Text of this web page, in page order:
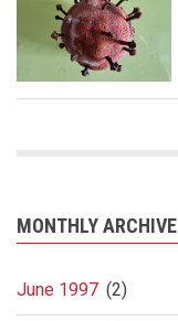
MONTHLY ARCHIVE
June 1997 (2)